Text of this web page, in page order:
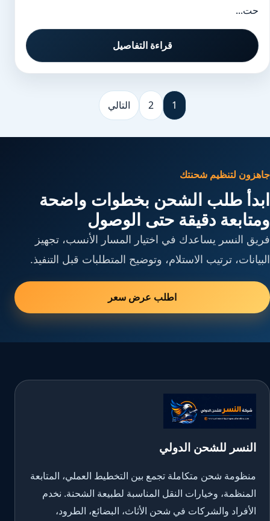
حت...
قراءة التفاصيل
1
2 التالي
جاهزون لتنظيم شحنتك
ابدأ طلب الشحن بخطوات واضحة
ومتابعة دقيقة حتى الوصول
فريق النسر يساعدك في اختيار المسار الأنسب، تجهيز
البيانات، ترتيب الاستلام، وتوضيح المتطلبات قبل التنفيذ.
اطلب عرض سعر
النسر للشحن الدولي
منظومة شحن متكاملة تجمع بين التخطيط العملي، المتابعة
المنظمة، وخيارات النقل المناسبة لطبيعة الشحنة. نخدم
الأفراد والشركات في شحن الأثاث، البضائع، الطرود،